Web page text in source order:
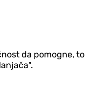
da pomogne,